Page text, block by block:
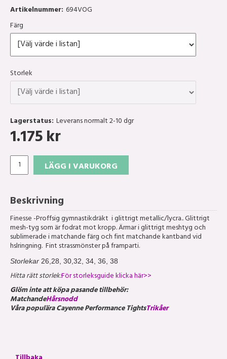
Artikelnummer: 694VOG
Färg
Storlek
Lagerstatus: Leverans normalt 2-10 dgr
1.175kr
LÄGG I VARUKORG
Beskrivning
Finesse -Proffsig gymnastikdräkt i glittrigt metallic/lycra.. Glittrigt
mesh-tyg som är fodrat mot kropp. Ärmar i glittrigt meshtyg och
sublimerade i matchande färg och fint matchande kantband vid
hslringning. Fint strassmönster på framparti.
Storlekar 26,28, 30,32, 34, 36, 38
Hitta rätt storlek:För storleksguide klicka här>>
Glöm inte att köpa pasande tillbehör:
MatchandeHårsnodd
Våra populära Cayenne Performance TightsTrikåer